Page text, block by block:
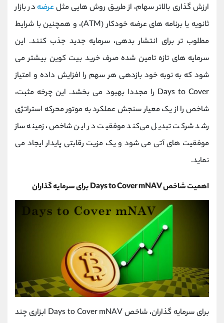
ارزش‌ گذاری بالاتر سهام، از طریق روش ‌هایی مثلعرضه در بازار
ثانویه یا برنامه ‌های عرضه خودکار (ATM)، و همچنین با شرایط
مطلوب ‌تر برای انتشار بدهی، سرمایه جدید جذب کنند. این
سرمایه ‌های تازه ‌تامین‌ شده صرف خرید بیت‌ کوین بیشتر می
‌شود که به نوبه خود بازدهی هر سهم را افزایش داده و امتیاز
Days to Cover را مجددا بهبود می‌ بخشد. این چرخه مثبت،
شاخص را از یک معیار سنجش عملکرد به موتور محرکه استراتژی
رشد شرکت تبدیل می‌کند موفقیت در این شاخص، زمینه ‌ساز
موفقیت‌ های آتی می ‌شود و یک مزیت رقابتی پایدار ایجاد می
‌نماید.
اهمیت شاخص Days to Cover mNAV برای سرمایه گذاران
برای سرمایه ‌گذاران، شاخص Days to Cover mNAV ابزاری چند